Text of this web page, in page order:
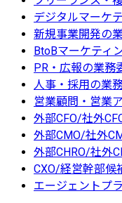
デジタルマーケ
新規事業開発の
BtoBマーケティ
PR・広報の業務
人事・採用の業
営業顧問・営業
外部CFO/社外
外部CMO/社外
外部CHRO/社外
CXO/経営幹部候
エージェントプ